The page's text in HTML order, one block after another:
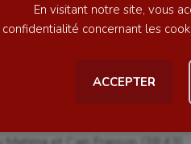
En visitant notre site, vous
confidentialité concernant les
ACCEPTER
et Lucas Besson (13:01) –
(24:29)
(30:28)
et Philippe Halley (37:32)
et Alexis Crosnier (38:24)